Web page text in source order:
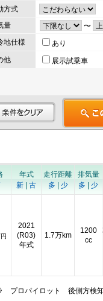
方式
量
〜
地仕様
あり
他
展示試乗車
年式
新
古
走行距離
多
少
排気量
多
少
2021
(R03)
年式
1.7万km
1200
cc
プロパイロット 後側方